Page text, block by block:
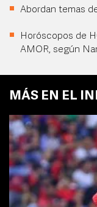
Abordan temas
Horóscopos de
AMOR, según
MÁS EN EL